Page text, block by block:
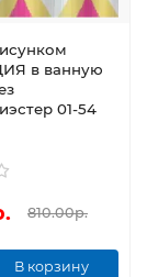
в ванную
01-54
810.00р.
В корзину